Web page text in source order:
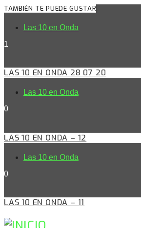
TAMBIÉN TE PUEDE GUSTAR
Las 10 en Onda
1
LAS 10 EN ONDA 28 07 20
Las 10 en Onda
0
LAS 10 EN ONDA – 12
Las 10 en Onda
0
LAS 10 EN ONDA – 11